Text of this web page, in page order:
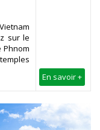
En savoir +
sur le
Phnom